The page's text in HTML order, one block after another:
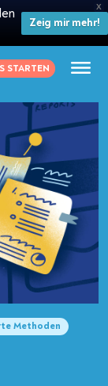
X
Zeig mir mehr!
STARTEN
Methoden